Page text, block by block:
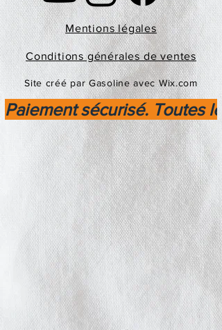
Mentions légales
Conditions générales de ventes
Site créé par Gasoline avec Wix.com
Paiement sécurisé. Toutes